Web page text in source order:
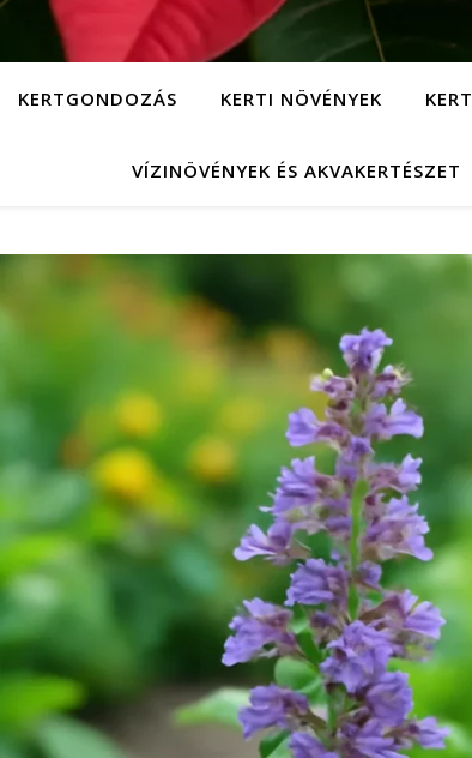
KERTGONDOZÁS KERTI NÖVÉNYEK
VÍZINÖVÉNYEK ÉS AKVAKERTÉSZET